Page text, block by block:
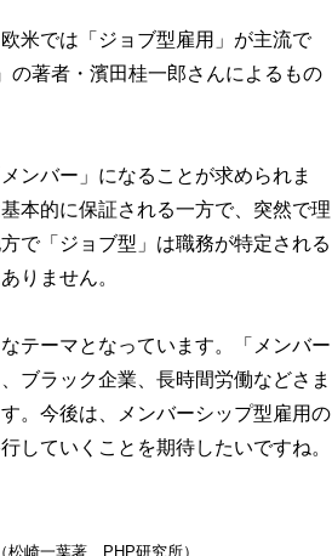
米では「ジョブ型雇用」が主流で
の著者・濱田桂一郎さんによるもの
ンバー」になることが求められま
本的に保証される一方で、突然で理
で「ジョブ型」は職務が特定される
りません。
テーマとなっています。「メンバー
ブラック企業、長時間労働などさま
。今後は、メンバーシップ型雇用の
していくことを期待したいですね。
崎一葉著、PHP研究所）